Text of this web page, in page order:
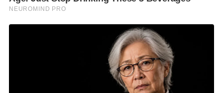
กระบวนการแยกกักกันโรคที่ถูกต้องอย่างเข้มงวด 2. งด
การเยี่ยมญาติช่องทางปกติและให้มีการเยี่ยมญาติทาง
ไลน์ทดแทน 3. “มาตรการคนในห้ามออกคนนอกห้าม
เข้า” ด้วยการงดนำผู้ต้องขังออกทำงานภายนอกเรือนจำ
ทุกกรณี และงดการนำบุคคลภายนอกเข้าเรือนจำ ยกเว้นมี
ความจำเป็น เช่น เจ็บป่วย 4. สร้างความเข้าใจ ให้ข้อมูลที่